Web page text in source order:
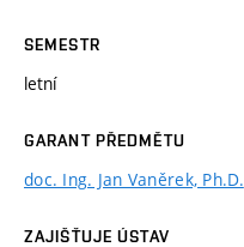
SEMESTR
letní
GARANT PŘEDMĚTU
doc. Ing. Jan Vaněrek, Ph.D.
ZAJIŠŤUJE ÚSTAV